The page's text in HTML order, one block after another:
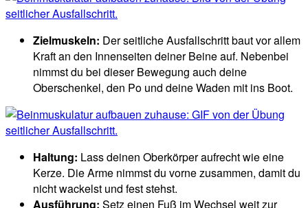
Zielmuskeln: Der seitliche Ausfallschritt baut vor allem
Kraft an den Innenseiten deiner Beine auf. Nebenbei
nimmst du bei dieser Bewegung auch deine
Oberschenkel, den Po und deine Waden mit ins Boot.
Haltung: Lass deinen Oberkörper aufrecht wie eine
Kerze. Die Arme nimmst du vorne zusammen, damit du
nicht wackelst und fest stehst.
Ausführung: Setz einen Fuß im Wechsel weit zur